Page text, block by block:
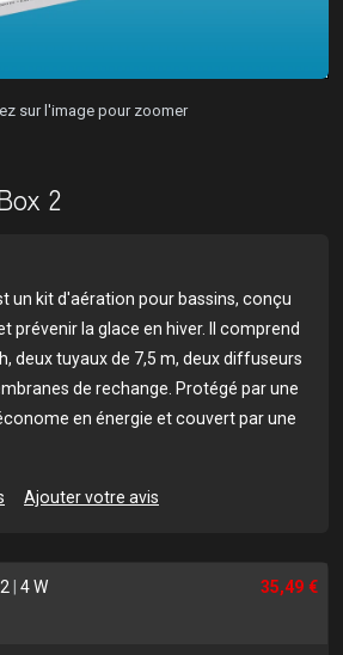
sur l'image pour zoomer
2
un kit d'aération pour bassins, conçu
prévenir la glace en hiver. Il comprend
deux tuyaux de 7,5 m, deux diffuseurs
de rechange. Protégé par une
en énergie et couvert par une
Ajouter votre avis
4 W 35,49 €